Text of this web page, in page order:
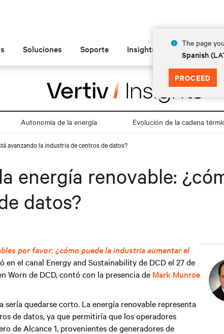
The page
Spanish
PROCEED
Soluciones Soporte Insights Acerca de
Autonomía de la energía Evolución de la cadena
avanzando la industria de centros de datos?
energía renovable:
datos?
por favor: ¿cómo puede la industria aumentar el
en el canal Energy and Sustainability de DCD el 27 de
Worn de DCD, contó con la presencia de Mark Munroe
quedarse corto. La energía renovable representa
de datos, ya que permitiría que los operadores
de Alcance 1, provenientes de generadores de